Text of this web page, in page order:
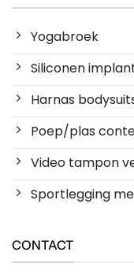
Yogabroek
Siliconen
Harnas
Poep/plas
Video tampon
Sportlegging
CONTACT